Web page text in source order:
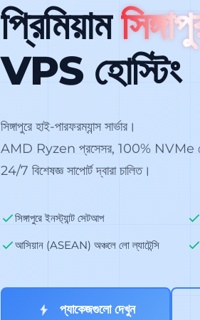
প্রিমিয়াম
VPS হোস্টিং
সিঙ্গাপুরে হাই-পারফরম্যান্স সার্ভার।
AMD Ryzen প্রসেসর, 100% NVMe
24/7 বিশেষজ্ঞ সাপোর্ট দ্বারা চালিত।
সিঙ্গাপুরে ইনস্ট্যান্ট সেটআপ
আসিয়ান (ASEAN) অঞ্চলে লো ল্যাটেন্সি
প্যাকেজগুলো দেখুন